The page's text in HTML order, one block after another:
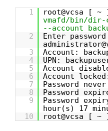
1 root@vcsa [ ~
vmafd/bin/dir-
--account
2
Enter password
3
Account:
4
UPN:
5
Account
6
Account
7
Password
8
Password
9
Password
hour(s) 17
10
root@vcsa [ ~